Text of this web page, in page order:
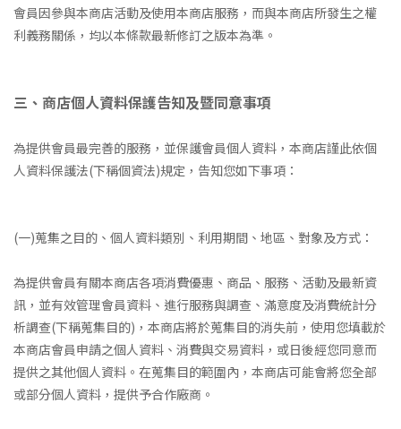
會員因參與本商店活動及使用本商店服務，而與本商店所發生之權
利義務關係，均以本條款最新修訂之版本為準。
三、商店個人資料保護告知及暨同意事項
為提供會員最完善的服務，並保護會員個人資料，本商店謹此依個
人資料保護法(下稱個資法)規定，告知您如下事項：
(一)蒐集之目的、個人資料類別、利用期間、地區、對象及方式：
為提供會員有關本商店各項消費優惠、商品、服務、活動及最新資
訊，並有效管理會員資料、進行服務與調查、滿意度及消費統計分
析調查(下稱蒐集目的)，本商店將於蒐集目的消失前，使用您填載於
本商店會員申請之個人資料、消費與交易資料，或日後經您同意而
提供之其他個人資料。在蒐集目的範圍內，本商店可能會將您全部
或部分個人資料，提供予合作廠商。